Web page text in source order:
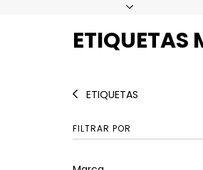
ETIQUETAS
ETIQUETAS
FILTRAR POR